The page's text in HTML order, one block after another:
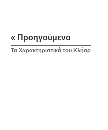
« Προηγούμενο
Τα Χαρακτηριστικά του Κλήαρ